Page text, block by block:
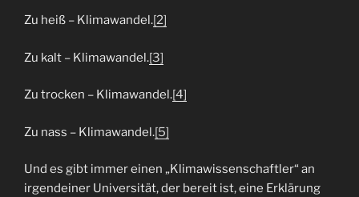
Zu heiß – Klimawandel.[2]
Zu kalt – Klimawandel.[3]
Zu trocken – Klimawandel.[4]
Zu nass – Klimawandel.[5]
Und es gibt immer einen „Klimawissenschaftler“ an
irgendeiner Universität, der bereit ist, eine Erklärung